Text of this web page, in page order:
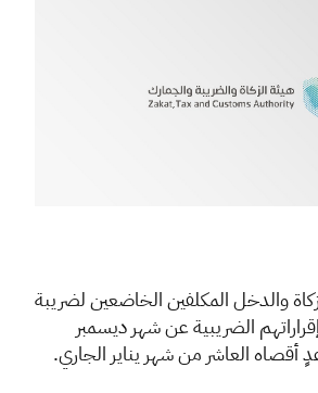
والدخل المكلفين الخاضعين لضريبة
الضريبية عن شهر ديسمبر
أقصاه العاشر من شهر يناير الجاري.